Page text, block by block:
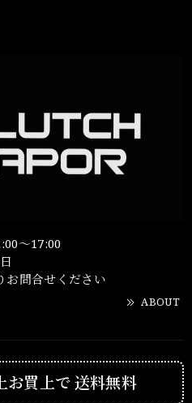
～17:00
お問合せください
ABOUT
お買上で送料無料